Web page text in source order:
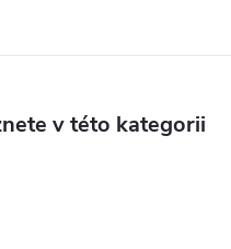
v této kategorii